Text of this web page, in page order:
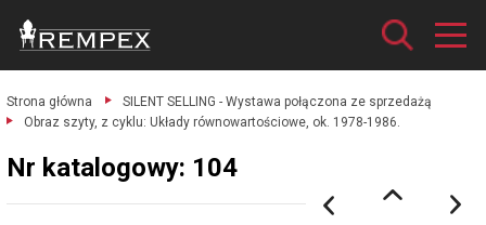
Strona główna
SILENT SELLING - Wystawa połączona ze sprzedażą
Obraz szyty, z cyklu: Układy równowartościowe, ok. 1978-1986.
Nr katalogowy: 104